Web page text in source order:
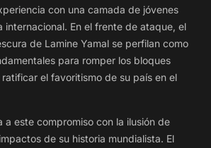
con una camada de jóvenes
internacional. En el frente de ataque, el
de Lamine Yamal se perfilan como
para romper los bloques
el favoritismo de su país en el
a este compromiso con la ilusión de
de su historia mundialista. El